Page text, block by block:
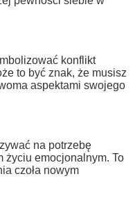
konflikt
to być znak, że musisz
aspektami swojego
na potrzebę
życiu emocjonalnym. To
czoła nowym